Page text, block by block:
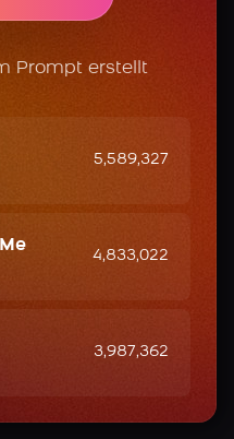
Prompt erstellt
5,589,327
4,833,022
3,987,362